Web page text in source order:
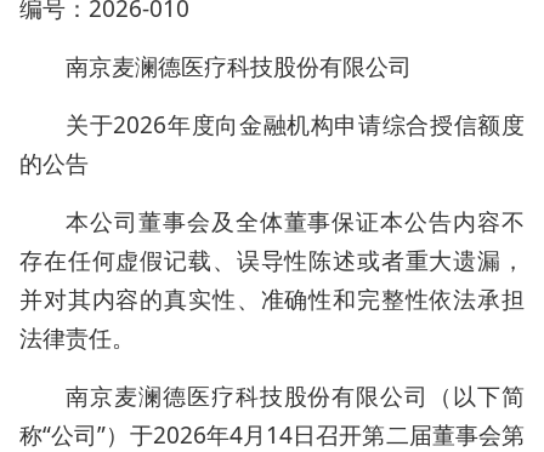
编号：2026-010
南京麦澜德医疗科技股份有限公司
关于2026年度向金融机构申请综合授信额度
的公告
本公司董事会及全体董事保证本公告内容不
存在任何虚假记载、误导性陈述或者重大遗漏，
并对其内容的真实性、准确性和完整性依法承担
法律责任。
南京麦澜德医疗科技股份有限公司（以下简
称“公司”）于2026年4月14日召开第二届董事会第